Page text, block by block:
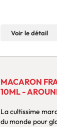
Voir le détail
MACARON
10ML -
La cultissime
du monde pour